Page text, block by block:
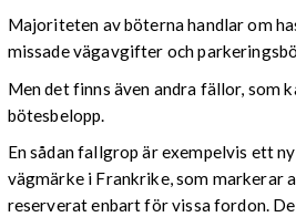
Majoriteten av böterna handlar om
missade vägavgifter och
Men det finns även andra fällor, som
bötesbelopp.
En sådan fallgrop är exempelvis ett
vägmärke i Frankrike, som
reserverat enbart för vissa fordon.